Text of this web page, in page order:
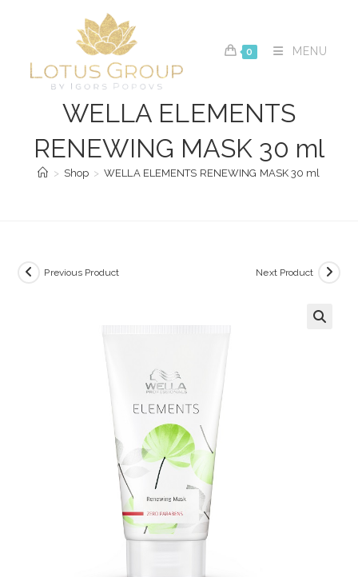
0 MENU
WELLA ELEMENTS
RENEWING MASK 30 ml
> Shop > WELLA ELEMENTS RENEWING MASK 30 ml
Previous Product Next Product